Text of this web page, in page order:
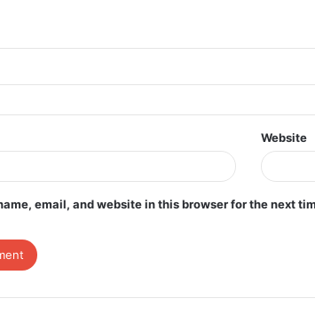
Website
email, and website in this browser for the next